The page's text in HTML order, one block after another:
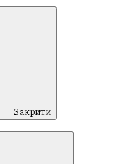
Закрити